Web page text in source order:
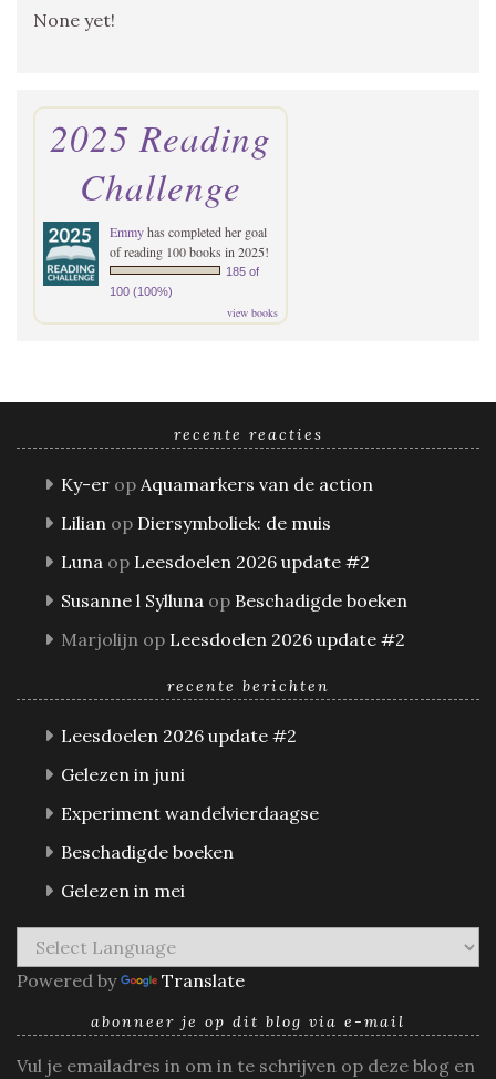
None yet!
2025 Reading
Challenge
Emmyhas completed her goal
of reading 100 books in 2025!
185 of
100 (100%)
view books
recente reacties
Ky-er op Aquamarkers van de action
Lilian op Diersymboliek: de muis
Luna op Leesdoelen 2026 update #2
Susanne l Sylluna op Beschadigde boeken
Marjolijn op Leesdoelen 2026 update #2
recente berichten
Leesdoelen 2026 update #2
Gelezen in juni
Experiment wandelvierdaagse
Beschadigde boeken
Gelezen in mei
Powered by Translate
abonneer je op dit blog via e-mail
Vul je emailadres in om in te schrijven op deze blog en